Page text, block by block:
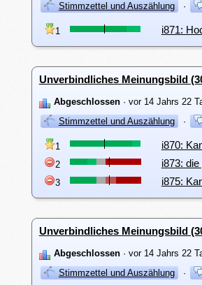
Stimmzettel und Auszählung
·
1 i871:
Unverbindliches Meinungsbild
Abgeschlossen· vor 14 Jahrs 22
Stimmzettel und Auszählung
·
1 i870:
2 i873:
3 i875:
Unverbindliches Meinungsbild
Abgeschlossen· vor 14 Jahrs 22
Stimmzettel und Auszählung
·